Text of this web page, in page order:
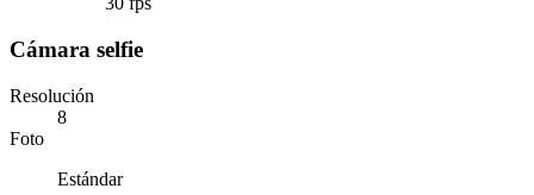
Cámara selfie
Resolución
8
Foto
Estándar